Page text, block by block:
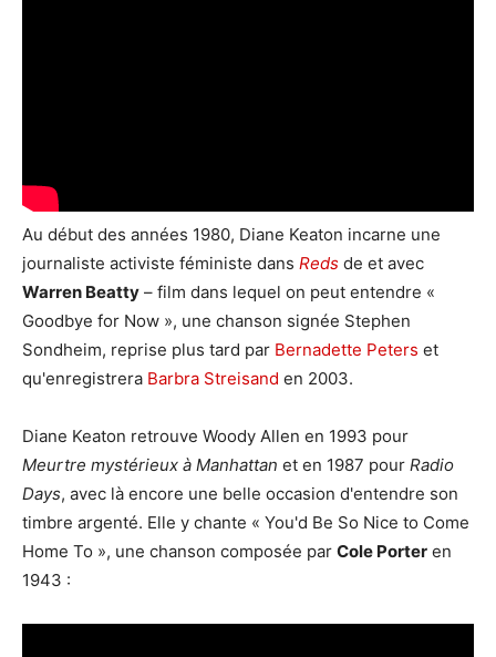
Au début des années 1980, Diane Keaton incarne une
journaliste activiste féministe dans Reds de et avec
Warren Beatty – film dans lequel on peut entendre «
Goodbye for Now », une chanson signée Stephen
Sondheim, reprise plus tard par Bernadette Peters et
qu'enregistrera Barbra Streisand en 2003.
Diane Keaton retrouve Woody Allen en 1993 pour
Meurtre mystérieux à Manhattan et en 1987 pour Radio
Days, avec là encore une belle occasion d'entendre son
timbre argenté. Elle y chante « You'd Be So Nice to Come
Home To », une chanson composée par Cole Porter en
1943 :